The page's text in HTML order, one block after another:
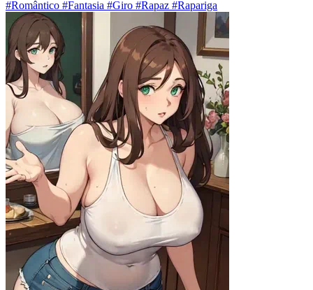
#Romântico #Fantasia #Giro #Rapaz #Rapariga